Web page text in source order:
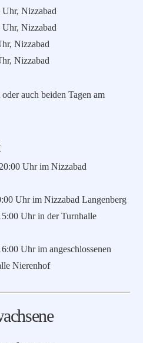
Nizzabad
Nizzabad
Nizzabad
Nizzabad
auch beiden Tagen am
Uhr im Nizzabad
Uhr im Nizzabad Langenberg
Uhr in der Turnhalle
Uhr im angeschlossenen
Nierenhof